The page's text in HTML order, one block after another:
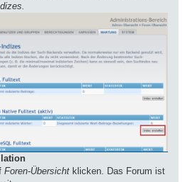
Foren-Übersicht klicken. Das Forum ist